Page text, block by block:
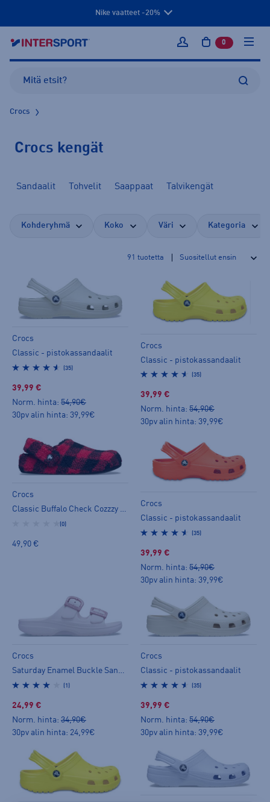
Nike vaatteet -20%
Kirjaudu sisään
0 tuotetta
Crocs
Crocs kengät
Sandaalit Tohvelit Saappaat Talvikengät
Kohderyhmä Koko Väri Kategoria
91 tuotetta
Crocs
Classic - pistokassandaalit
(35)
39,99 €
Norm. hinta: 54,90€
30pv alin hinta: 39,99€
Crocs
Classic - pistokassandaalit
(35)
39,99 €
Norm. hinta: 54,90€
30pv alin hinta: 39,99€
Crocs
Classic Buffalo Check Cozzzy Slipper - tohvelit
(0)
49,90 €
Crocs
Classic - pistokassandaalit
(35)
39,99 €
Norm. hinta: 54,90€
30pv alin hinta: 39,99€
Crocs
Saturday Enamel Buckle Sandal - slip on -kengät
(1)
24,99 €
Norm. hinta: 34,90€
30pv alin hinta: 24,99€
Crocs
Classic - pistokassandaalit
(35)
39,99 €
Norm. hinta: 54,90€
30pv alin hinta: 39,99€